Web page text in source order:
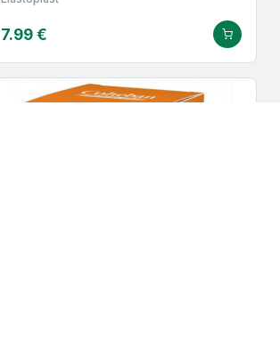
7.99 €